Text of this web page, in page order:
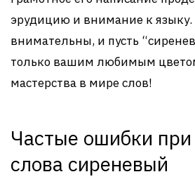
эрудицию и внимание к языку.
внимательны, и пусть
только вашим любимым
мастерства в мире слов!
Частые ошибки
слова сиреневый